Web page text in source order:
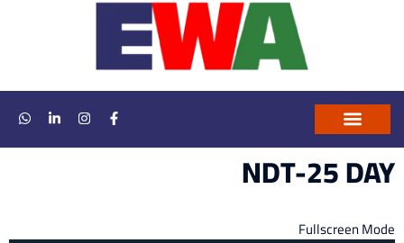
NDT-25 DAY
Fullscreen Mode